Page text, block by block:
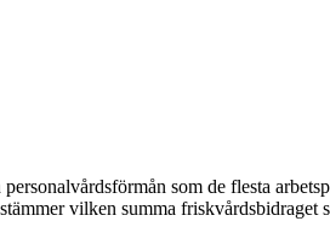
som de flesta
vilken summa friskvårdsbidraget